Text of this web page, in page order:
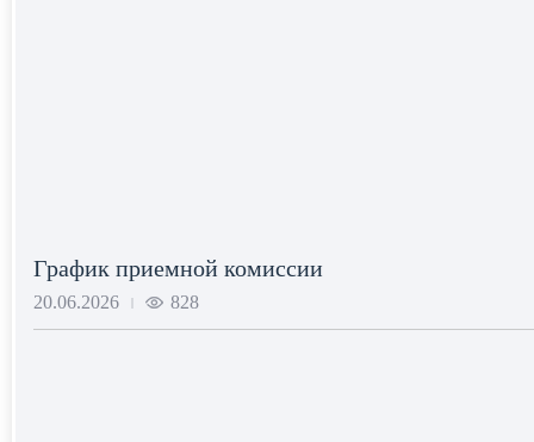
График приемной комиссии
20.06.2026 | 828